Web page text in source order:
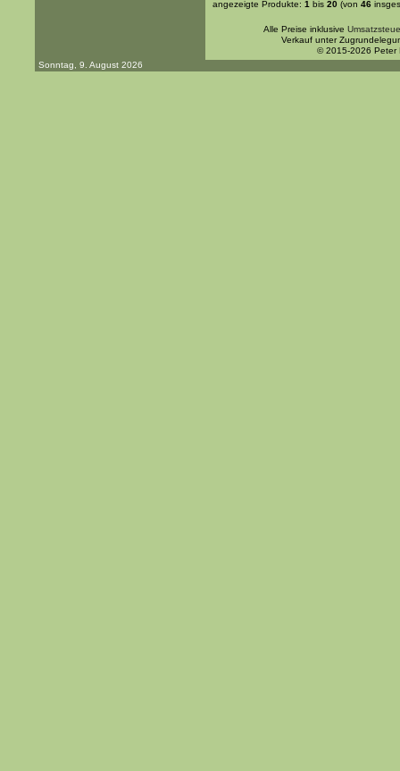
angezeigte Produkte: 1 bis 20 (von 46
Alle Preise inklusive
Verkauf unter
© 2015-2026 Peter
Sonntag, 9. August 2026